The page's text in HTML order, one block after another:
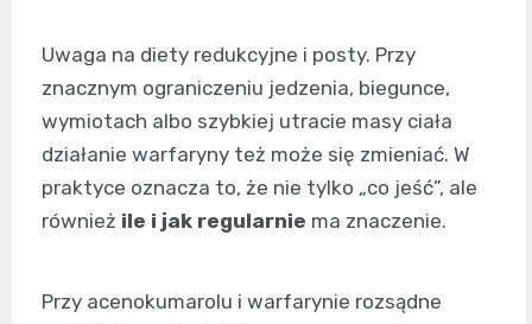
Uwaga na diety redukcyjne i posty. Przy
znacznym ograniczeniu jedzenia, biegunce,
wymiotach albo szybkiej utracie masy ciała
działanie warfaryny też może się zmieniać. W
praktyce oznacza to, że nie tylko „co jeść”, ale
również ile i jak regularnie ma znaczenie.
Przy acenokumarolu i warfarynie rozsądne